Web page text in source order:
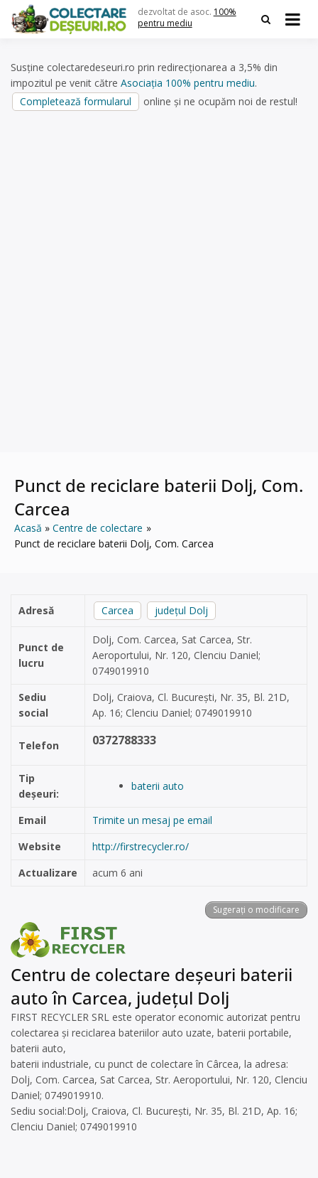
content
dezvoltat de asoc. 100%
pentru mediu
Susține colectaredeseuri.ro prin redirecționarea a 3,5% din
impozitul pe venit către Asociația 100% pentru mediu.
Completează formularul
online și ne ocupăm noi de restul!
Punct de reciclare baterii Dolj, Com.
Carcea
Acasă
Centre de colectare
Punct de reciclare baterii Dolj, Com. Carcea
Adresă Carcea județul Dolj
Punct de
lucru
Dolj, Com. Carcea, Sat Carcea, Str.
Aeroportului, Nr. 120, Clenciu Daniel;
0749019910
Sediu
social
Dolj, Craiova, Cl. București, Nr. 35, Bl. 21D,
Ap. 16; Clenciu Daniel; 0749019910
Telefon 0372788333
Tip
deșeuri:
baterii auto
Email
Trimite un mesaj pe email
Website
http://firstrecycler.ro/
Actualizare
acum 6 ani
Sugerați o modificare
Centru de colectare deșeuri baterii
auto în Carcea, județul Dolj
FIRST RECYCLER SRL este operator economic autorizat pentru
colectarea și reciclarea bateriilor auto uzate, baterii portabile,
baterii auto,
baterii industriale, cu punct de colectare în Cârcea, la adresa:
Dolj, Com. Carcea, Sat Carcea, Str. Aeroportului, Nr. 120, Clenciu
Daniel; 0749019910.
Sediu social:Dolj, Craiova, Cl. București, Nr. 35, Bl. 21D, Ap. 16;
Clenciu Daniel; 0749019910